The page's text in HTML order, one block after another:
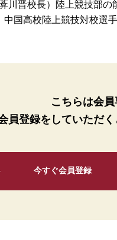
川晋校長）陸上競技部の
中国高校陸上競技対校選
こちらは会
員登録をしていただく
今すぐ会員登録